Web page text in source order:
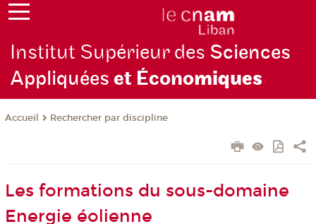
Institut Supérieur des Sciences
Appliquéeset Économiques
Accueil Rechercher par discipline
Les formations du sous-domaine
Energie éolienne